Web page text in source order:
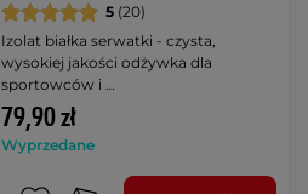
5 (20)
Izolat białka serwatki - czysta,
wysokiej jakości odżywka dla
sportowców i …
79,90 zł
Wyprzedane